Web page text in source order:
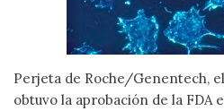
Perjeta de Roche/Genentech,
obtuvo la aprobación de la FDA